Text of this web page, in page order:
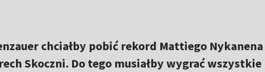
chciałby pobić rekord Mattiego
Skoczni. Do tego musiałby wygrać wszystkie